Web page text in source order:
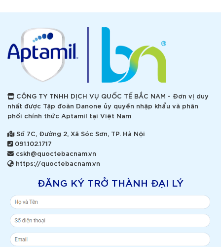
CÔNG TY TNHH DỊCH VỤ QUỐC TẾ BẮC NAM - Đơn vị duy
nhất được Tập đoàn Danone ủy quyền nhập khẩu và phân
phối chính thức Aptamil tại Việt Nam
Số 7C, Đường 2, Xã Sóc Sơn, TP. Hà Nội
091.102.1717
cskh@quoctebacnam.vn
https://quoctebacnam.vn
ĐĂNG KÝ TRỞ THÀNH ĐẠI LÝ